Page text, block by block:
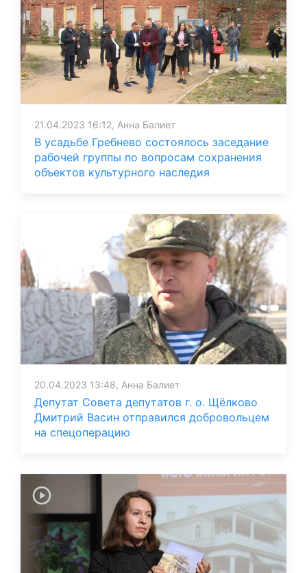
21.04.2023 16:12, Анна Балиет
В усадьбе Гребнево состоялось заседание
рабочей группы по вопросам сохранения
объектов культурного наследия
20.04.2023 13:48, Анна Балиет
Депутат Совета депутатов г. о. Щёлково
Дмитрий Васин отправился добровольцем
на спецоперацию